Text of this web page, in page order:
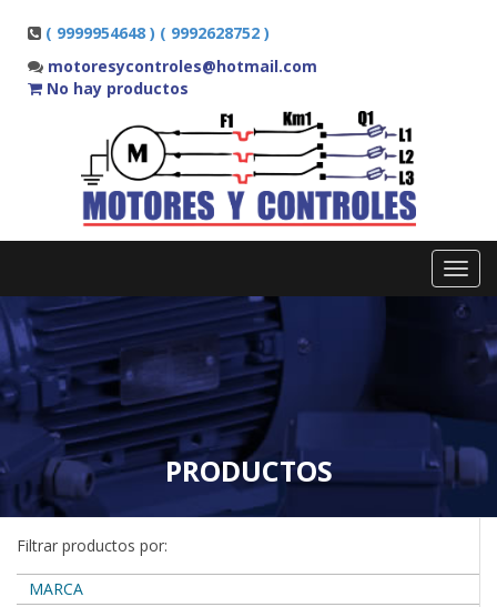
( 9999954648 ) ( 9992628752 )
motoresycontroles@hotmail.com
No hay productos
PRODUCTOS
Filtrar productos por:
MARCA